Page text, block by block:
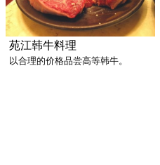
苑江韩牛料理
以合理的价格品尝高等韩牛。